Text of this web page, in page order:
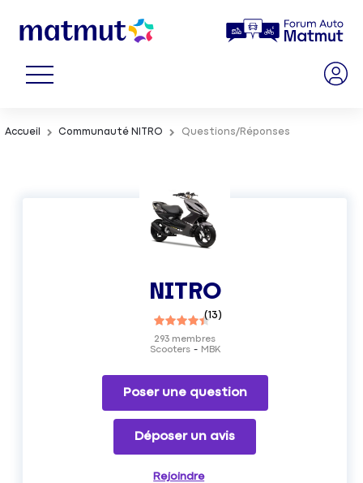
Accueil Communauté NITRO Questions/Réponses
NITRO
(13)
Scooters MBK
293 membres
Poser une question
Déposer un avis
Rejoindre